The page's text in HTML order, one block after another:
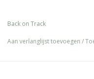
elastische beenbanden en
Voor extra veiligheid is de
Back on Track
Aan verlanglijst toevoegen /